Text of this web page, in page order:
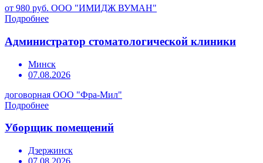
от 980 руб. ООО "ИМИДЖ ВУМАН"
Подробнее
Администратор стоматологической клиники
Минск
07.08.2026
договорная ООО "Фра-Мил"
Подробнее
Уборщик помещений
Дзержинск
07.08.2026